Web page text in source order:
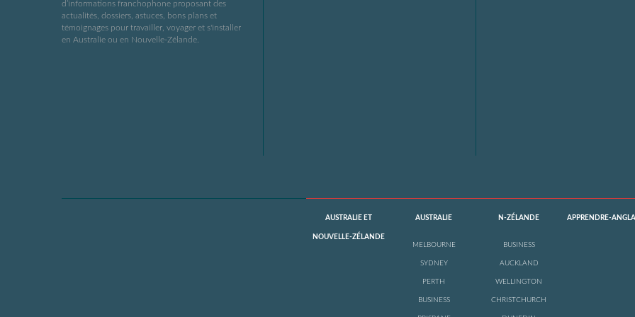
d’informations franchophone proposant des
actualités, dossiers, astuces, bons plans et
témoignages pour travailler, voyager et s'installer
en Australie ou en Nouvelle-Zélande.
AUSTRALIE ET
NOUVELLE-ZÉLANDE
AUSTRALIE
MELBOURNE
SYDNEY
PERTH
BUSINESS
N-ZÉLANDE
BUSINESS
AUCKLAND
WELLINGTON
CHRISTCHURCH
APPRENDRE-